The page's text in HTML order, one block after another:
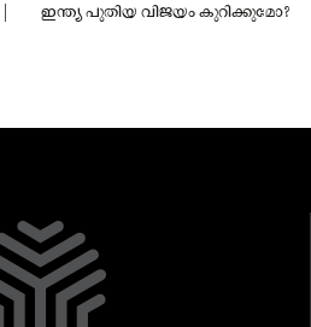
ഇന്ത്യ പുതിയ വിജയം കുറിക്കുമോ?